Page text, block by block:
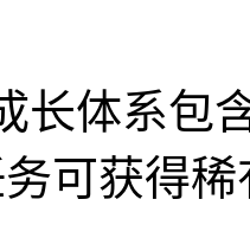
长体系包
可获得